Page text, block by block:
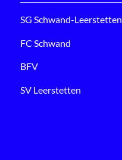
SG Schwand-Leerstetten
FC Schwand
BFV
SV Leerstetten